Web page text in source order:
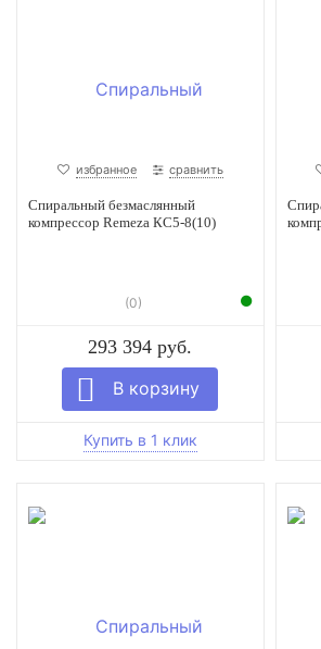
избранное сравнить
Спиральный безмаслянный
компрессор Remeza КС5-8(10)
(0)
293 394 руб.